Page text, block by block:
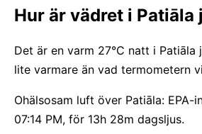
Hur är vädret i Patiāla
Det är en varm 27°C natt i
lite varmare än vad termometern
Ohälsosam luft över Patiāla:
07:14 PM, för 13h 28m dagsljus.